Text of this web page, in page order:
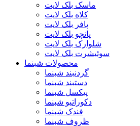
ماسک بلک لایت
کلاه بلک لایت
پافر بلک لایت
پانچو بلک لایت
شلوارک بلک لایت
سوئیشرت بلک لایت
محصولات شبنما
گردنبند شبنما
دستبند شبنما
پیکسل شبنما
دکوراتیو شبنما
فندک شبنما
ظروف شبنما